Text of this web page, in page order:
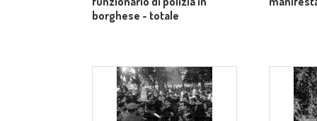
borghese - totale